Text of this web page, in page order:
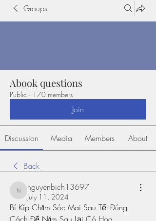
Groups
Abook questions
Public · 170 members
Join
Discussion Media Members About
Back
nguyenbich13697
nguyenbich13697
July 11, 2024
Bí Kíp Chăm Sóc Mai Sau Tết Đúng